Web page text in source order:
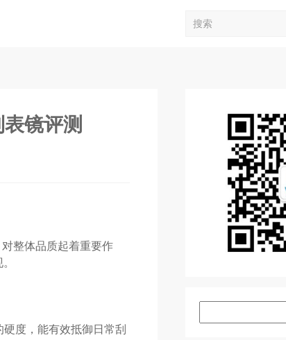
镜评测
整体品质起着重要作
度，能有效抵御日常刮